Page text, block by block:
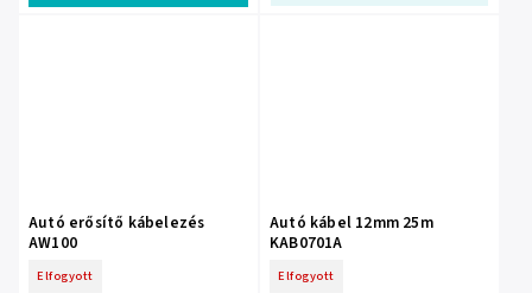
Autó erősítő kábelezés
AW100
Elfogyott
Autó kábel 12mm 25m
KAB0701A
Elfogyott